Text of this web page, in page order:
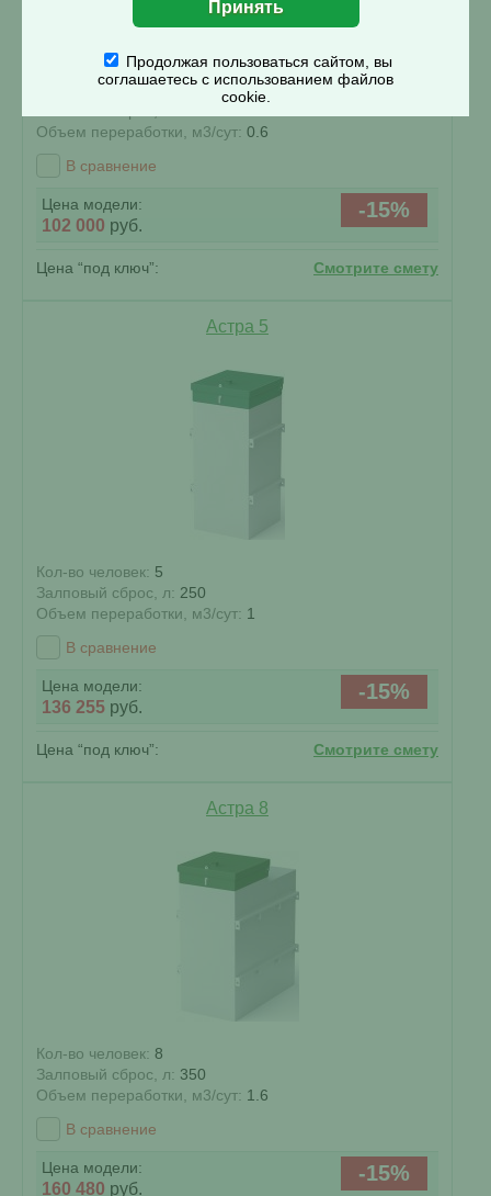
Кол-во человек:3
Объем переработки, м3/сут: 0.6
В сравнение
Цена модели:
102 000 руб.
-15%
Цена “под ключ”: Смотрите смету
Астра 5
Кол-во человек: 5
Залповый сброс, л: 250
Объем переработки, м3/сут: 1
В сравнение
Цена модели:
136 255 руб.
-15%
Цена “под ключ”: Смотрите смету
Астра 8
Кол-во человек: 8
Залповый сброс, л: 350
Объем переработки, м3/сут: 1.6
В сравнение
Цена модели:
160 480 руб.
-15%
Продолжая пользоваться сайтом, вы
соглашаетесь с использованием файлов
cookie.